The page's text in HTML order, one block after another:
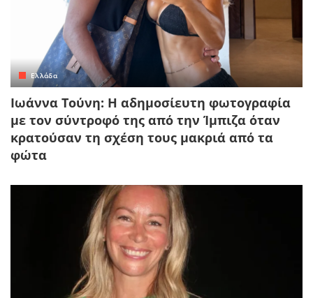
Ελλάδα
Ιωάννα Τούνη: Η αδημοσίευτη φωτογραφία
με τον σύντροφό της από την Ίμπιζα όταν
κρατούσαν τη σχέση τους μακριά από τα
φώτα